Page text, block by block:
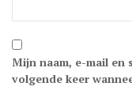
Mijn naam, e-mail en
volgende keer